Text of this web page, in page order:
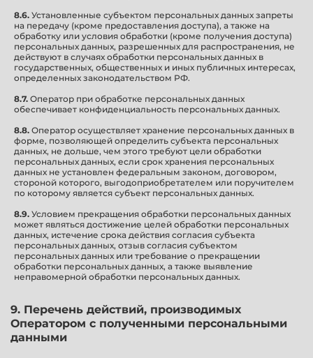
8.6. Установленные субъектом персональных данных запреты
на передачу (кроме предоставления доступа), а также на
обработку или условия обработки (кроме получения доступа)
персональных данных, разрешенных для распространения, не
действуют в случаях обработки персональных данных в
государственных, общественных и иных публичных интересах,
определенных законодательством РФ.
8.7. Оператор при обработке персональных данных
обеспечивает конфиденциальность персональных данных.
8.8. Оператор осуществляет хранение персональных данных в
форме, позволяющей определить субъекта персональных
данных, не дольше, чем этого требуют цели обработки
персональных данных, если срок хранения персональных
данных не установлен федеральным законом, договором,
стороной которого, выгодоприобретателем или поручителем
по которому является субъект персональных данных.
8.9. Условием прекращения обработки персональных данных
может являться достижение целей обработки персональных
данных, истечение срока действия согласия субъекта
персональных данных, отзыв согласия субъектом
персональных данных или требование о прекращении
обработки персональных данных, а также выявление
неправомерной обработки персональных данных.
9. Перечень действий, производимых
Оператором с полученными персональными
данными